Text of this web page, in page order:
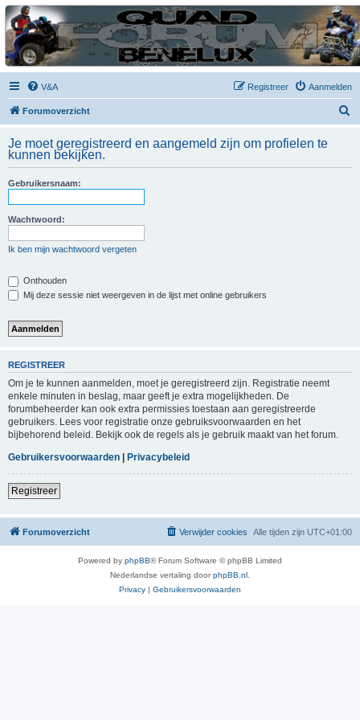
| QFB |
Hét quadforum van de Benelux
V&A Aanmelden
Registreer
Forumoverzicht
k
Je moet geregistreerd en aangemeld zijn om profielen te
kunnen bekijken.
Gebruikersnaam:
Wachtwoord:
Ik ben mijn wachtwoord vergeten
Onthouden
Mij deze sessie niet weergeven in de lijst met online gebruikers
REGISTREER
Om je te kunnen aanmelden, moet je geregistreerd zijn. Registratie neemt
enkele minuten in beslag, maar geeft je extra mogelijkheden. De
forumbeheerder kan ook extra permissies toestaan aan geregistreerde
gebruikers. Lees voor registratie onze gebruiksvoorwaarden en het
bijbehorend beleid. Bekijk ook de regels als je gebruik maakt van het forum.
Gebruikersvoorwaarden | Privacybeleid
Registreer
Forumoverzicht Alle tijden zijn UTC+01:00
Verwijder cookies
Powered by phpBB® Forum Software © phpBB Limited
Nederlandse vertaling doorphpBB.nl
Privacy | Gebruikersvoorwaarden